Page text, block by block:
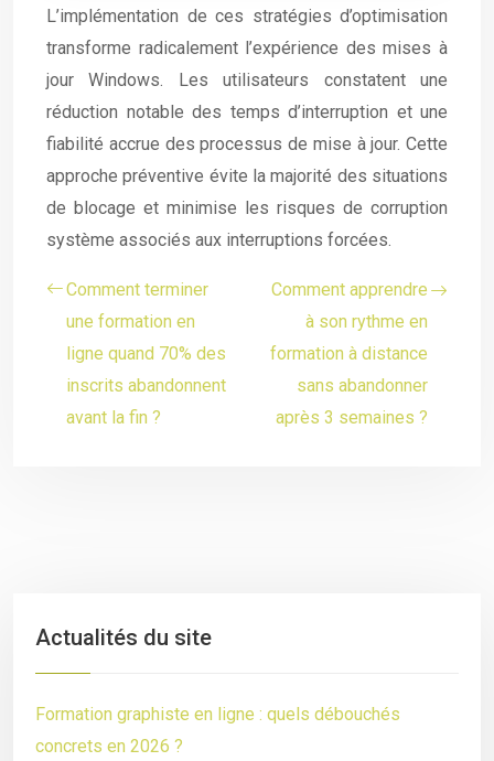
L’implémentation de ces stratégies d’optimisation
transforme radicalement l’expérience des mises à
jour Windows. Les utilisateurs constatent une
réduction notable des temps d’interruption et une
fiabilité accrue des processus de mise à jour. Cette
approche préventive évite la majorité des situations
de blocage et minimise les risques de corruption
système associés aux interruptions forcées.
Comment terminer
une formation en
ligne quand 70% des
inscrits abandonnent
avant la fin ?
Comment apprendre
à son rythme en
formation à distance
sans abandonner
après 3 semaines ?
Actualités du site
Formation graphiste en ligne : quels débouchés
concrets en 2026 ?